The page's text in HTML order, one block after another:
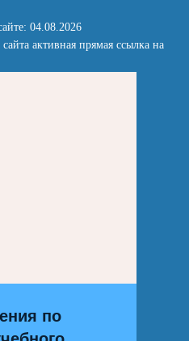
04.08.2026
активная прямая ссылка на
по